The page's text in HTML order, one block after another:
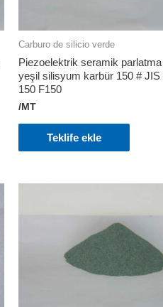
Carburo de silicio verde
Piezoelektrik seramik
yeşil silisyum karbür 150 # JIS
150 F150
/MT
Teklife ekle